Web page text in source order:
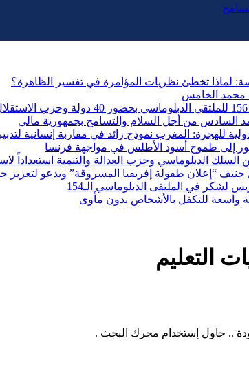
لماذا تخطئ نظريات المؤامرة في تفسير الظاهرة؟
محمد الخامس
السادس من أجل السلام والتسامح بجمهورية مالي
للهجرة: المغرب نموذج رائد في مقاربة إنسانية
إلى طموح أسود الأطلس في مواجهة فرنسا
الدبلوماسي وحزب العدالة والتنمية استعداداً
“إعلان طفولة إفريقيا المسروقة” ويدعو لتعزيز
لشكر في الملتقى الدبلوماسي الـ154
واسعة للتكفل بالأشخاص بدون مأوى
التعليم
.. حاول إستخدام محرك البحث .